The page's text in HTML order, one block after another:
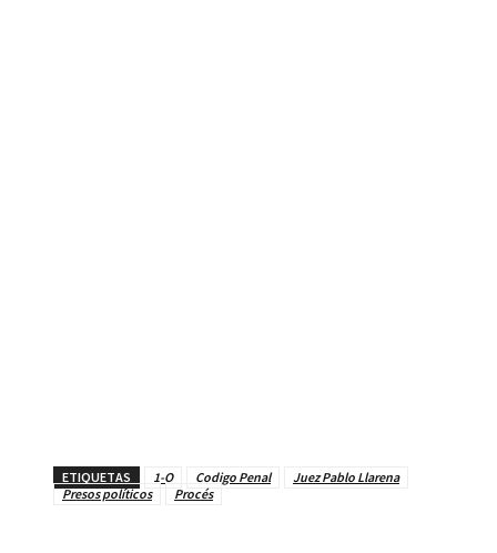
ETIQUETAS 1-O Codigo Penal
Juez Pablo Llarena
Presos políticos
Procés